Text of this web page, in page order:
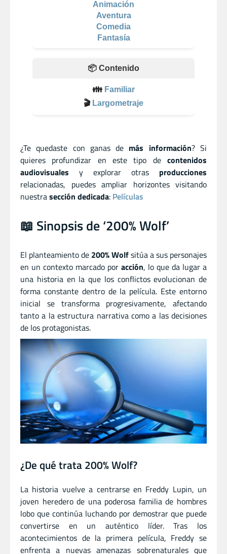
Animación
Aventura
Comedia
Fantasía
📦 Contenido
👪 Familiar
🎬 Largometraje
¿Te quedaste con ganas de más información? Si
quieres profundizar en este tipo de contenidos
audiovisuales y explorar otras producciones
relacionadas, puedes ampliar horizontes visitando
nuestrasección dedicada: Películas
📖 Sinopsis de ‘200% Wolf’
El planteamiento de 200% Wolfsitúa a sus personajes
en un contexto marcado por acción, lo que da lugar a
una historia en la que los conflictos evolucionan de
forma constante dentro de la película. Este entorno
inicial se transforma progresivamente, afectando
tanto a la estructura narrativa como a las decisiones
de los protagonistas.
¿De qué trata 200% Wolf?
La historia vuelve a centrarse en Freddy Lupin, un
joven heredero de una poderosa familia de hombres
lobo que continúa luchando por demostrar que puede
convertirse en un auténtico líder. Tras los
acontecimientos de la primera película, Freddy se
enfrenta a nuevas amenazas sobrenaturales que